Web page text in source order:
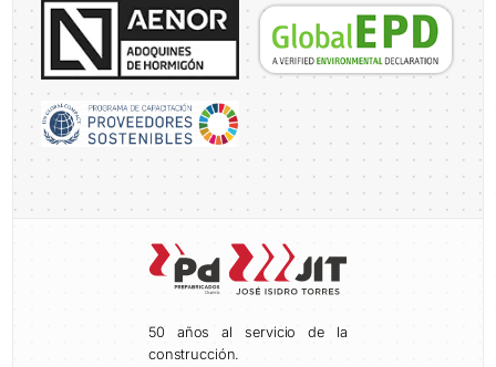
50 años al servicio de la
construcción.